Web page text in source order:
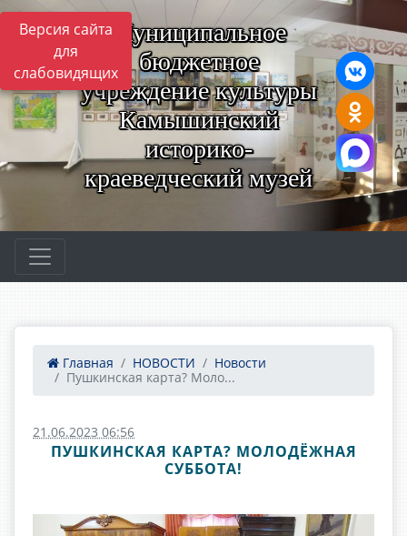
Версия сайта
для
слабовидящих
Муниципальное
бюджетное
учреждение культуры
Камышинский
историко-
краеведческий музей
Главная НОВОСТИ
Новости
Пушкинская карта? Моло...
21.06.2023 06:56
ПУШКИНСКАЯ КАРТА? МОЛОДЁЖНАЯ
СУББОТА!